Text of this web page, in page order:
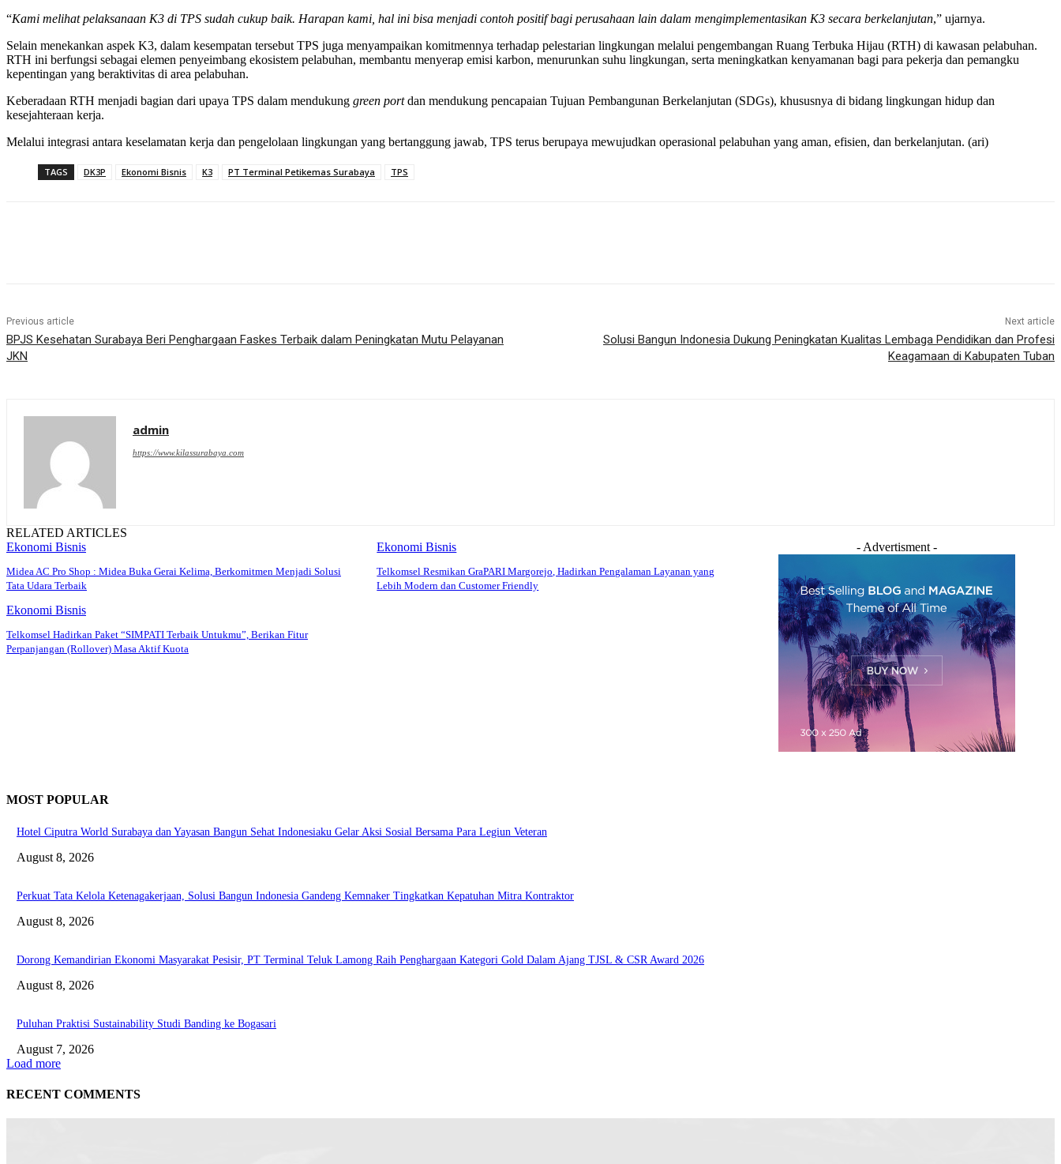
“Kami melihat pelaksanaan K3 di TPS sudah cukup baik. Harapan kami, hal ini bisa menjadi contoh positif bagi perusahaan lain dalam mengimplementasikan K3 secara berkelanjutan,” ujarnya.
Selain menekankan aspek K3, dalam kesempatan tersebut TPS juga menyampaikan komitmennya terhadap pelestarian lingkungan melalui pengembangan Ruang Terbuka Hijau (RTH) di kawasan pelabuhan.
RTH ini berfungsi sebagai elemen penyeimbang ekosistem pelabuhan, membantu menyerap emisi karbon, menurunkan suhu lingkungan, serta meningkatkan kenyamanan bagi para pekerja dan pemangku
kepentingan yang beraktivitas di area pelabuhan.
Keberadaan RTH menjadi bagian dari upaya TPS dalam mendukung green portdan mendukung pencapaian Tujuan Pembangunan Berkelanjutan (SDGs), khususnya di bidang lingkungan hidup dan
kesejahteraan kerja.
Melalui integrasi antara keselamatan kerja dan pengelolaan lingkungan yang bertanggung jawab, TPS terus berupaya mewujudkan operasional pelabuhan yang aman, efisien, dan berkelanjutan. (ari)
TAGS DK3P Ekonomi Bisnis K3 PT Terminal Petikemas Surabaya TPS
Previous article
BPJS Kesehatan Surabaya Beri Penghargaan Faskes Terbaik dalam Peningkatan Mutu Pelayanan
JKN
Next article
Solusi Bangun Indonesia Dukung Peningkatan Kualitas Lembaga Pendidikan dan Profesi
Keagamaan di Kabupaten Tuban
admin
https://www.kilassurabaya.com
RELATED ARTICLES
Ekonomi Bisnis
Midea AC Pro Shop : Midea Buka Gerai Kelima, Berkomitmen Menjadi Solusi
Tata Udara Terbaik
Ekonomi Bisnis
Telkomsel Resmikan GraPARI Margorejo, Hadirkan Pengalaman Layanan yang
Lebih Modern dan Customer Friendly
Ekonomi Bisnis
Telkomsel Hadirkan Paket “SIMPATI Terbaik Untukmu”, Berikan Fitur
Perpanjangan (Rollover) Masa Aktif Kuota
- Advertisment -
MOST POPULAR
Hotel Ciputra World Surabaya dan Yayasan Bangun Sehat Indonesiaku Gelar Aksi Sosial Bersama Para Legiun Veteran
August 8, 2026
Perkuat Tata Kelola Ketenagakerjaan, Solusi Bangun Indonesia Gandeng Kemnaker Tingkatkan Kepatuhan Mitra Kontraktor
August 8, 2026
Dorong Kemandirian Ekonomi Masyarakat Pesisir, PT Terminal Teluk Lamong Raih Penghargaan Kategori Gold Dalam Ajang TJSL & CSR Award 2026
August 8, 2026
Puluhan Praktisi Sustainability Studi Banding ke Bogasari
August 7, 2026
Load more
RECENT COMMENTS